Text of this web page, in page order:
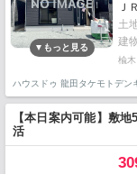
Ｊ
土
建
楡
ハウスドゥ 龍田タケモトデン
【本日案内可能】敷
活